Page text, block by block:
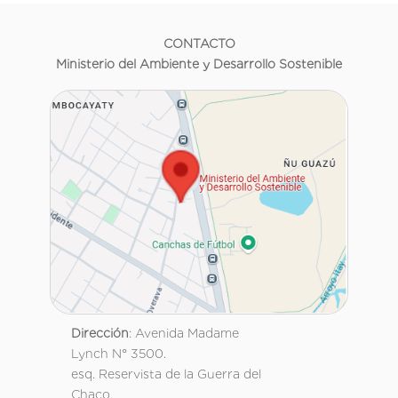
CONTACTO
Ministerio del Ambiente y Desarrollo Sostenible
Dirección: Avenida Madame
Lynch N° 3500.
esq. Reservista de la Guerra del
Chaco.